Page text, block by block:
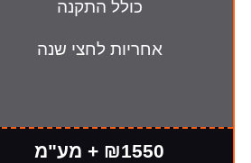
כולל התקנה
אחריות לחצי שנה
₪1550 + מע"מ